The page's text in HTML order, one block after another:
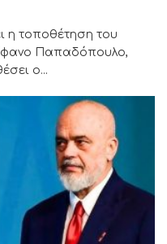
η τοποθέτηση του
Παπαδόπουλο,
ο...